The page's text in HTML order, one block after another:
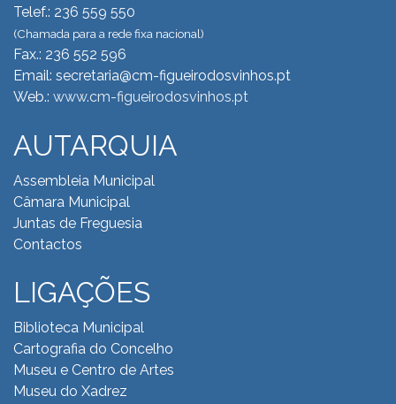
Telef.: 236 559 550
(Chamada para a rede fixa nacional)
Fax.: 236 552 596
Email: secretaria@cm-figueirodosvinhos.pt
Web.: www.cm-figueirodosvinhos.pt
AUTARQUIA
Assembleia Municipal
Câmara Municipal
Juntas de Freguesia
Contactos
LIGAÇÕES
Biblioteca Municipal
Cartografia do Concelho
Museu e Centro de Artes
Museu do Xadrez